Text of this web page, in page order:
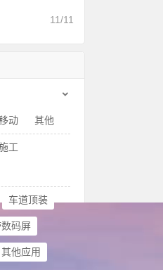
11/11
动 其他
工
车道顶装
码屏
其他应用